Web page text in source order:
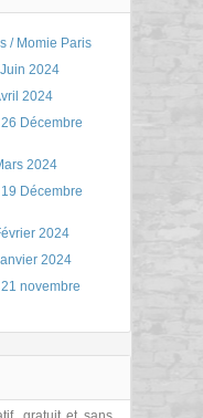
/ Momie Paris
2024
2024
Décembre
2024
Décembre
2024
2024
novembre